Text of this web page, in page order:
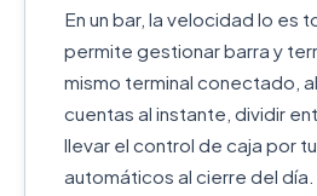
En un bar, la velocidad lo es
permite gestionar barra y
mismo terminal conectado,
cuentas al instante, dividir
llevar el control de caja por
automáticos al cierre del día.